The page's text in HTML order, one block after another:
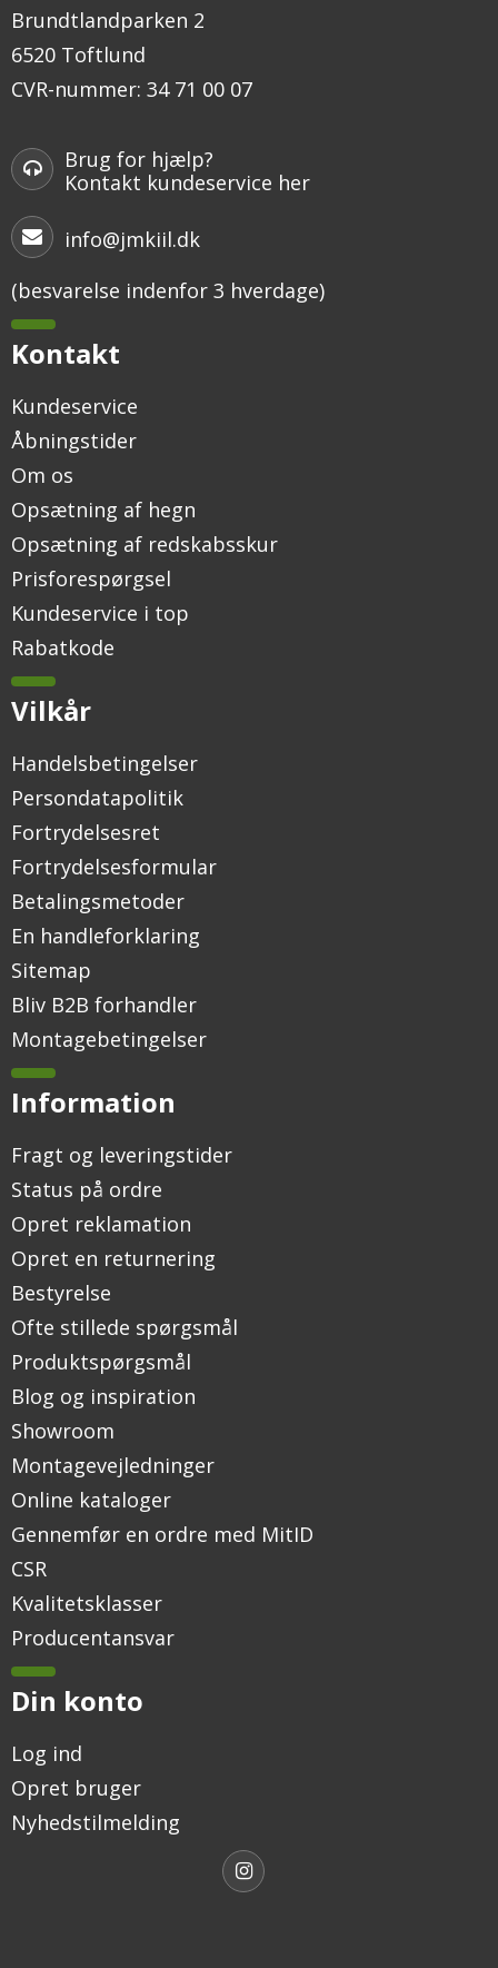
Brundtlandparken 2
6520 Toftlund
CVR-nummer: 34 71 00 07
Brug for hjælp?
Kontakt kundeservice her
info@jmkiil.dk
(besvarelse indenfor 3 hverdage)
Kontakt
Kundeservice
Åbningstider
Om os
Opsætning af hegn
Opsætning af redskabsskur
Prisforespørgsel
Kundeservice i top
Rabatkode
Vilkår
Handelsbetingelser
Persondatapolitik
Fortrydelsesret
Fortrydelsesformular
Betalingsmetoder
En handleforklaring
Sitemap
Bliv B2B forhandler
Montagebetingelser
Information
Fragt og leveringstider
Status på ordre
Opret reklamation
Opret en returnering
Bestyrelse
Ofte stillede spørgsmål
Produktspørgsmål
Blog og inspiration
Showroom
Montagevejledninger
Online kataloger
Gennemfør en ordre med MitID
CSR
Kvalitetsklasser
Producentansvar
Din konto
Log ind
Opret bruger
Nyhedstilmelding